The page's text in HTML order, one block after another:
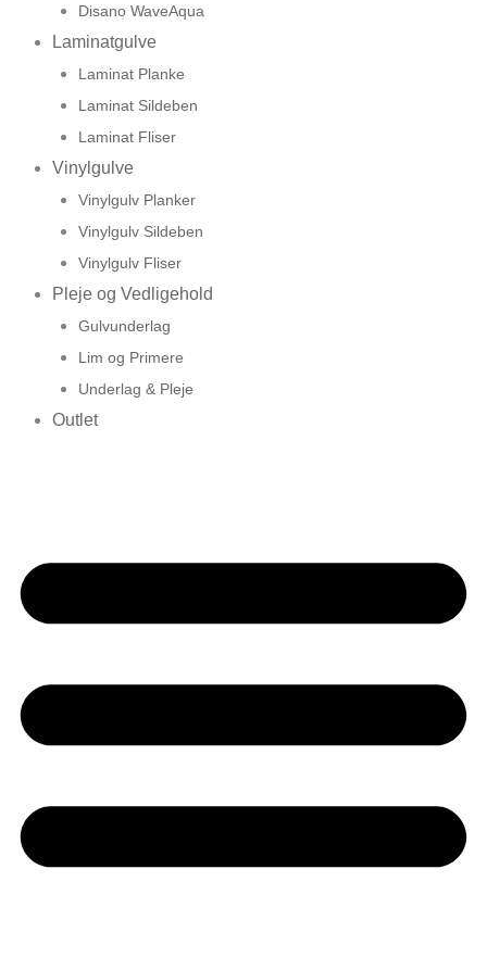
Disano WaveAqua
Laminatgulve
Laminat Planke
Laminat Sildeben
Laminat Fliser
Vinylgulve
Vinylgulv Planker
Vinylgulv Sildeben
Vinylgulv Fliser
Pleje og Vedligehold
Gulvunderlag
Lim og Primere
Underlag & Pleje
Outlet